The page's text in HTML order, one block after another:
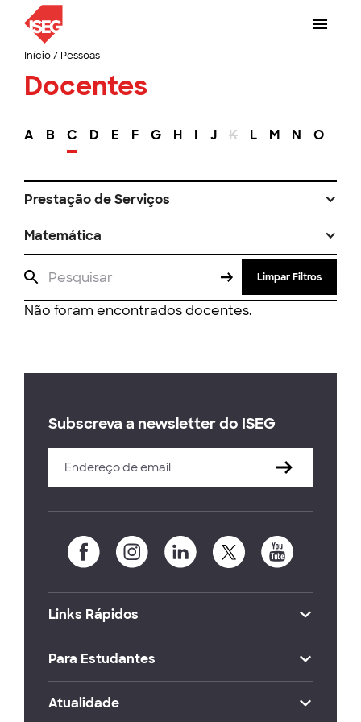
Início/ Pessoas
Docentes
A B C D E F G H I J K L M N O
Prestação de Serviços
Matemática
Limpar Filtros
Não foram encontrados docentes.
Subscreva a newsletter do ISEG
Links Rápidos
Para Estudantes
Atualidade